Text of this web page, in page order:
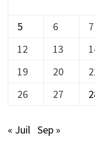
5
6 7
12
13
19
20
26
27
« Juil Sep »